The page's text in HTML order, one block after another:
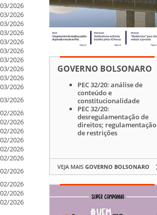
2026
2026
2026
2026
2026
2026
2026
2026
2026
2026
2026
2026
2026
2026
2026
2026
2026
2026
2026
2026
2026
GOVERNO BOLSONARO
PEC 32/20: análise de
conteúdo e
constitucionalidade
PEC 32/20:
desregulamentação de
direitos; regulamentação
de restrições
VEJA MAIS GOVERNO BOLSONARO